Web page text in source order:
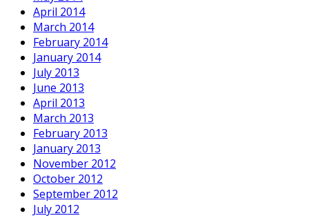
April 2014
March 2014
February 2014
January 2014
July 2013
June 2013
April 2013
March 2013
February 2013
January 2013
November 2012
October 2012
September 2012
July 2012